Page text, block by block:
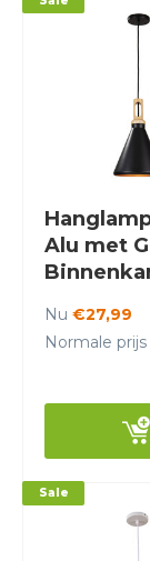
Alu met
Nu €27,99
Normale
Sale